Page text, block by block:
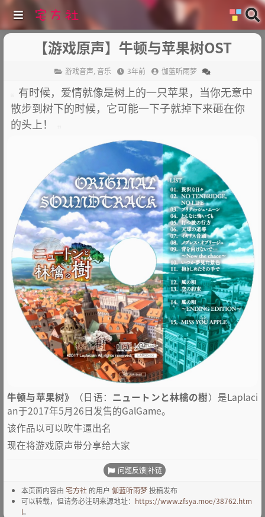
【游戏原声】牛顿与苹果树OST
游戏音声,音乐 3年前 伽蓝听雨梦
有时候，爱情就像是树上的一只苹果，当你无意中
散步到树下的时候，它可能一下子就掉下来砸在你
的头上！
牛顿与苹果树》 （日语： ニュートンと林檎の樹）是Laplaci
an于2017年5月26日发售的GalGame。
该作品以可以吹牛逼出名
现在将游戏原声带分享给大家
问题反馈|补链
本页面内容由 宅方社 的用户 伽蓝听雨梦投稿发布
可以转载，但请务必注明来源地址： https://www.zfsya.moe/38762.htm
l。